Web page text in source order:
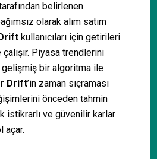
belirlenen
olarak alım satım
kullanıcıları için getirileri
Piyasa trendlerini
bir algoritma ile
Drift’in zaman sıçraması
önceden tahmin
istikrarlı ve güvenilir karlar
açar.